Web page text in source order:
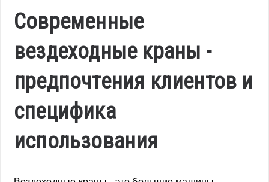
Современные
вездеходные краны -
предпочтения клиентов и
специфика
использования